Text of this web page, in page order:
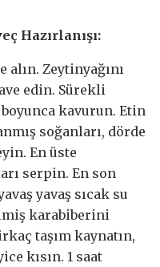
Hazırlanışı:
Zeytinyağını
edin. Sürekli
kavurun. Etin
soğanları, dörde
En üste
serpin. En son
yavaş sıcak su
karabiberini
taşım kaynatın,
kısın. 1 saat